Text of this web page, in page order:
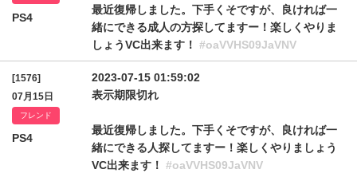
PS4
最近復帰しました。下手くそですが、良ければ一
緒にできる成人の方探してますー！楽しくやりま
しょうVC出来ます！ #oaVVHS09JaVNV
[1576]
07月15日
フレンド
PS4
2023-07-15 01:59:02
表示期限切れ
最近復帰しました。下手くそですが、良ければ一
緒にできる人探してますー！楽しくやりましょう
VC出来ます！ #oaVVHS09JaVNV